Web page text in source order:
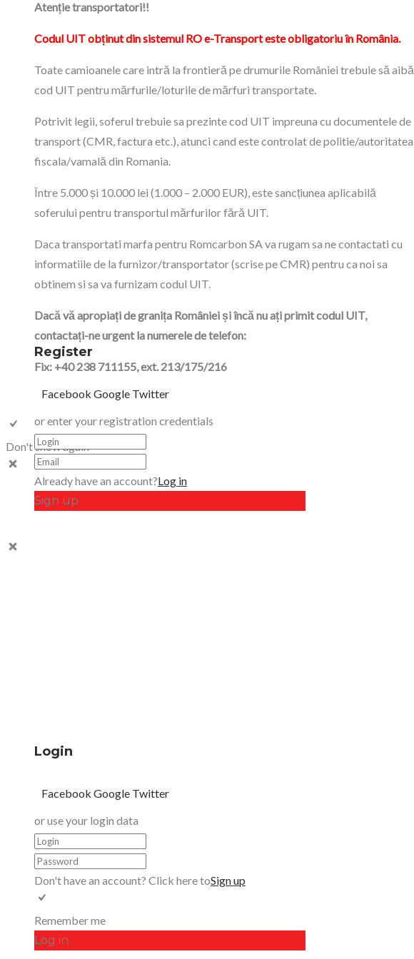
Atenție transportatori!!
Codul UIT obținut din sistemul RO e-Transport este obligatoriu în România.
Toate camioanele care intră la frontieră pe drumurile României trebuie să aibă
cod UIT pentru mărfurile/loturile de mărfuri transportate.
Potrivit legii, soferul trebuie sa prezinte cod UIT impreuna cu documentele de
transport (CMR, factura etc.), atunci cand este controlat de politie/autoritatea
fiscala/vamală din Romania.
Între 5.000 și 10.000 lei (1.000 – 2.000 EUR), este sancțiunea aplicabilă
soferului pentru transportul mărfurilor fără UIT.
Daca transportati marfa pentru Romcarbon SA va rugam sa ne contactati cu
informatiile de la furnizor/transportator (scrise pe CMR) pentru ca noi sa
obtinem si sa va furnizam codul UIT.
Dacă vă apropiați de granița României și încă nu ați primit codul UIT,
contactați-ne urgent la numerele de telefon:
Fix: +40 238 711155, ext. 213/175/216
Don't show again
Register
Facebook Google Twitter
or enter your registration credentials
Already have an account?Log in
Sign up
Login
Facebook Google Twitter
or use your login data
Don't have an account? Click here toSign up
Remember me
Log in